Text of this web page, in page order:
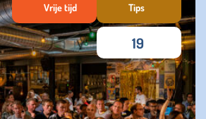
Vrije tijd Tips
19